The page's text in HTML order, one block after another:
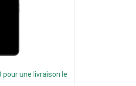
une livraison le